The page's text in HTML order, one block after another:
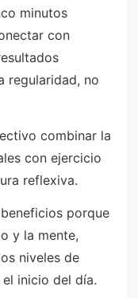
minutos
con
regularidad, no
combinar la
con ejercicio
reflexiva.
porque
y la mente,
niveles de
inicio del día.